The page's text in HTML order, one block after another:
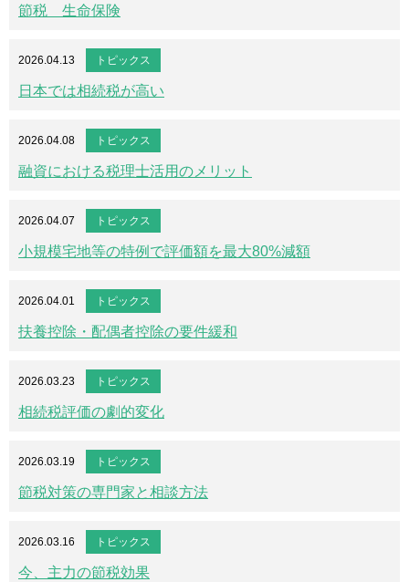
節税 生命保険
2026.04.13 トピックス
日本では相続税が高い
2026.04.08 トピックス
融資における税理士活用のメリット
2026.04.07 トピックス
小規模宅地等の特例で評価額を最大80%減額
2026.04.01 トピックス
扶養控除・配偶者控除の要件緩和
2026.03.23 トピックス
相続税評価の劇的変化
2026.03.19 トピックス
節税対策の専門家と相談方法
2026.03.16 トピックス
今、主力の節税効果